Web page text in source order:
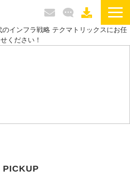
サービス / 製品
PICKUP